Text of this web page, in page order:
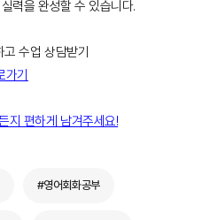
력을 완성할 수 있습니다.
고 수업 상담받기
기
지 편하게 남겨주세요!
#영어회화공부